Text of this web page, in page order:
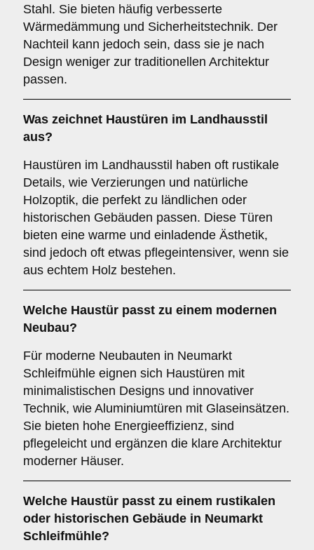
Stahl. Sie bieten häufig verbesserte
Wärmedämmung und Sicherheitstechnik. Der
Nachteil kann jedoch sein, dass sie je nach
Design weniger zur traditionellen Architektur
passen.
Was zeichnet Haustüren im Landhausstil
aus?
Haustüren im Landhausstil haben oft rustikale
Details, wie Verzierungen und natürliche
Holzoptik, die perfekt zu ländlichen oder
historischen Gebäuden passen. Diese Türen
bieten eine warme und einladende Ästhetik,
sind jedoch oft etwas pflegeintensiver, wenn sie
aus echtem Holz bestehen.
Welche Haustür passt zu einem modernen
Neubau?
Für moderne Neubauten in Neumarkt
Schleifmühle eignen sich Haustüren mit
minimalistischen Designs und innovativer
Technik, wie Aluminiumtüren mit Glaseinsätzen.
Sie bieten hohe Energieeffizienz, sind
pflegeleicht und ergänzen die klare Architektur
moderner Häuser.
Welche Haustür passt zu einem rustikalen
oder historischen Gebäude in Neumarkt
Schleifmühle?